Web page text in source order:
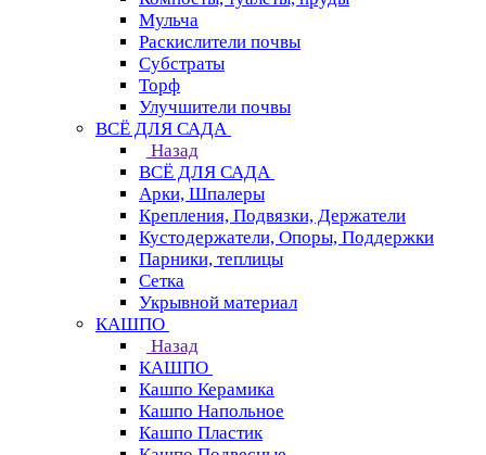
Мульча
Раскислители почвы
Субстраты
Торф
Улучшители почвы
ВСЁ ДЛЯ САДА
Назад
ВСЁ ДЛЯ САДА
Арки, Шпалеры
Крепления, Подвязки, Держатели
Кустодержатели, Опоры, Поддержки
Парники, теплицы
Сетка
Укрывной материал
КАШПО
Назад
КАШПО
Кашпо Керамика
Кашпо Напольное
Кашпо Пластик